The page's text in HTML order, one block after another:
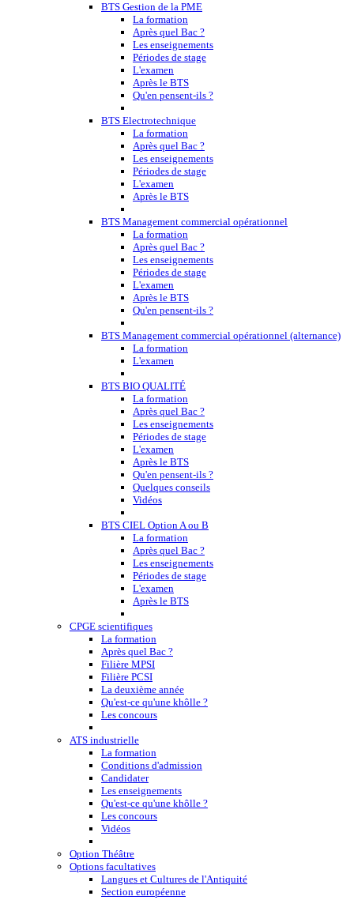
BTS Gestion de la PME
La formation
Après quel Bac ?
Les enseignements
Périodes de stage
L'examen
Après le BTS
Qu'en pensent-ils ?
BTS Electrotechnique
La formation
Après quel Bac ?
Les enseignements
Périodes de stage
L'examen
Après le BTS
BTS Management commercial opérationnel
La formation
Après quel Bac ?
Les enseignements
Périodes de stage
L'examen
Après le BTS
Qu'en pensent-ils ?
BTS Management commercial opérationnel (alternance)
La formation
L'examen
BTS BIO QUALITÉ
La formation
Après quel Bac ?
Les enseignements
Périodes de stage
L'examen
Après le BTS
Qu'en pensent-ils ?
Quelques conseils
Vidéos
BTS CIEL Option A ou B
La formation
Après quel Bac ?
Les enseignements
Périodes de stage
L'examen
Après le BTS
CPGE scientifiques
La formation
Après quel Bac ?
Filière MPSI
Filière PCSI
La deuxième année
Qu'est-ce qu'une khôlle ?
Les concours
ATS industrielle
La formation
Conditions d'admission
Candidater
Les enseignements
Qu'est-ce qu'une khôlle ?
Les concours
Vidéos
Option Théâtre
Options facultatives
Langues et Cultures de l'Antiquité
Section européenne